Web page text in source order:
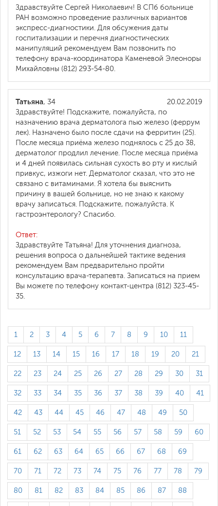
Здравствуйте Сергей Николаевич! В СПб больнице
РАН возможно проведение различных вариантов
экспресс-диагностики. Для обсужения даты
госпитализации и перечня диагностических
манипуляций рекомендуем Вам позвонить по
телефону врача-координатора Каменевой Элеоноры
Михайловны (812) 293-54-80.
20.02.2019
Татьяна, 34
Здравствуйте! Подскажите, пожалуйста, по
назначению врача дерматолога пью железо (феррум
лек). Назначено было после сдачи на ферритин (25).
После месяца приёма железо поднялось с 25 до 38,
дерматолог продлил лечение. После месяца приёма
и 4 дней появилась сильная сухость во рту и кислый
привкус, изжоги нет. Дерматолог сказал, что это не
связано с витаминами. Я хотела бы выяснить
причину в вашей больнице, но не знаю к какому
врачу записаться. Подскажите, пожалуйста. К
гастроэнтерологу? Спасибо.
Ответ:
Здравствуйте Татьяна! Для уточнения диагноза,
решения вопроса о дальнейшей тактике ведения
рекомендуем Вам предварительно пройти
консультацию врача-терапевта. Записаться на прием
Вы можете по телефону контакт-центра (812) 323-45-
35.
1 2 3 4 5 6 7 8 9 10 11
12 13 14 15 16 17 18 19 20 21
22 23 24 25 26 27 28 29 30 31
32 33 34 35 36 37 38 39 40 41
42 43 44 45 46 47 48 49 50
51 52 53 54 55 56 57 58 59 60
61 62 63 64 65 66 67 68 69
70 71 72 73 74 75 76 77 78 79
80 81 82 83 84 85 86 87 88